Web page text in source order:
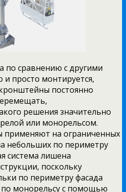
по сравнению с другими
и просто монтируется,
постоянно
решения значительно
или монорельсом.
применяют на ограниченных
небольших по периметру
система лишена
поскольку
по периметру фасада
по монорельсу с помощью